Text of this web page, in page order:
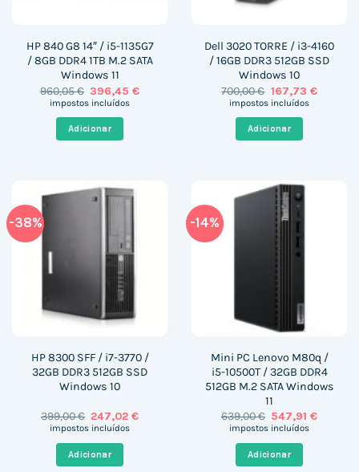
HP 840 G8 14″ / i5-1135G7
/ 8GB DDR4 1TB M.2 SATA
Windows 11
960,05€ O
preço
era:
960,05 €.
396,45€O
impostos incluídos
Adicionar
Dell 3020 TORRE / i3-4160
/ 16GB DDR3 512GB SSD
Windows 10
700,00€ O
preço
era:
700,00 €.
167,73 €O
impostos incluídos
Adicionar
-38%
HP 8300 SFF / i7-3770 /
32GB DDR3 512GB SSD
Windows 10
399,00€ O
preço
399,00 €.
247,02€O
impostos incluídos
Adicionar
-14%
Mini PC Lenovo M80q /
i5-10500T / 32GB DDR4
512GB M.2 SATA Windows
11
639,00€ O
preço
639,00 €.
547,91€O
impostos incluídos
Adicionar